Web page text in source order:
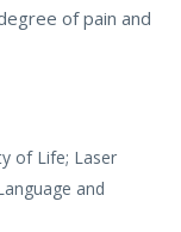
of pain and
of Life; Laser
and